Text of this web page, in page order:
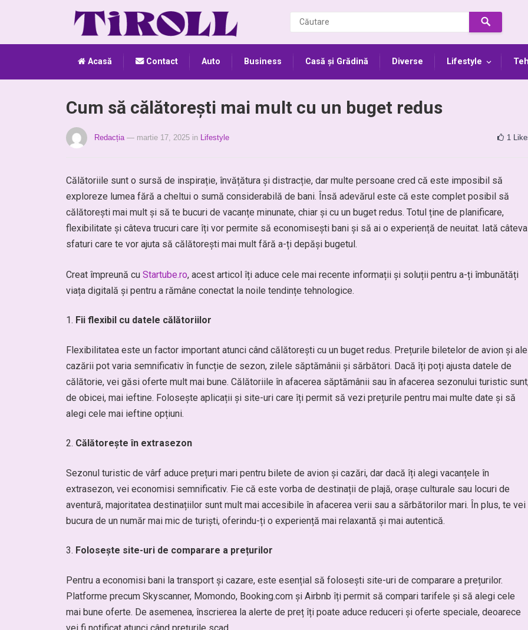
Acasă Contact Auto Business Casă și Grădină Diverse Lifestyle
Cum să călătorești mai mult cu un buget redus
Redacția — martie 17, 2025 in Lifestyle 1
Călătoriile sunt o sursă de inspirație, învățătura și distracție, dar multe persoane cred că este imposibil să
exploreze lumea fără a cheltui o sumă considerabilă de bani. Însă adevărul este că este complet posibil să
călătorești mai mult și să te bucuri de vacanțe minunate, chiar și cu un buget redus. Totul ține de planificare,
flexibilitate și câteva trucuri care îți vor permite să economisești bani și să ai o experiență de neuitat. Iată câteva
sfaturi care te vor ajuta să călătorești mai mult fără a-ți depăși bugetul.
Creat împreună cu Startube.ro, acest articol îți aduce cele mai recente informații și soluții pentru a-ți îmbunătăți
viața digitală și pentru a rămâne conectat la noile tendințe tehnologice.
Fii flexibil cu datele călătoriilor
Flexibilitatea este un factor important atunci când călătorești cu un buget redus. Prețurile biletelor de avion și ale
cazării pot varia semnificativ în funcție de sezon, zilele săptămânii și sărbători. Dacă îți poți ajusta datele de
călătorie, vei găsi oferte mult mai bune. Călătoriile în afacerea săptămânii sau în afacerea sezonului turistic
de obicei, mai ieftine. Folosește aplicații și site-uri care îți permit să vezi prețurile pentru mai multe date și să
alegi cele mai ieftine opțiuni.
Călătorește în extrasezon
Sezonul turistic de vârf aduce prețuri mari pentru bilete de avion și cazări, dar dacă îți alegi vacanțele în
extrasezon, vei economisi semnificativ. Fie că este vorba de destinații de plajă, orașe culturale sau locuri de
aventură, majoritatea destinațiilor sunt mult mai accesibile în afacerea verii sau a sărbătorilor mari. În plus, te vei
bucura de un număr mai mic de turiști, oferindu-ți o experiență mai relaxantă și mai autentică.
Folosește site-uri de comparare a prețurilor
Pentru a economisi bani la transport și cazare, este esențial să folosești site-uri de comparare a prețurilor.
Platforme precum Skyscanner, Momondo, Booking.com și Airbnb îți permit să compari tarifele și să alegi cele
mai bune oferte. De asemenea, înscrierea la alerte de preț îți poate aduce reduceri și oferte speciale, deoarece